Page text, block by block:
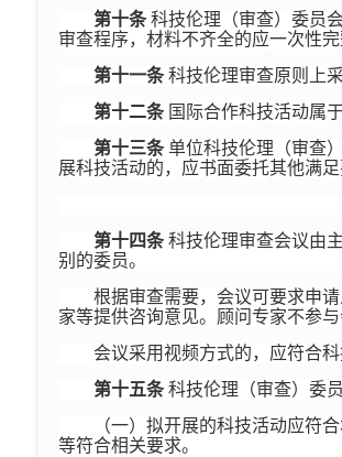
第十条科技伦理（审查）委员
审查程序，材料不齐全的应一次性
第十一条科技伦理审查原则上
第十二条国际合作科技活动属
第十三条单位科技伦理（审查
展科技活动的，应书面委托其他满
第十四条科技伦理审查会议由
别的委员。
根据审查需要，会议可要求申
家等提供咨询意见。顾问专家不参与
会议采用视频方式的，应符合
第十五条科技伦理（审查）委
（一）拟开展的科技活动应符
等符合相关要求。